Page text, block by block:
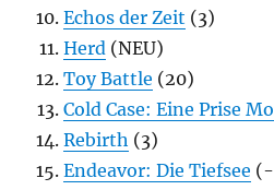
Echos der Zeit (3)
Herd (NEU)
Toy Battle (20)
Cold Case: Eine Prise
Rebirth (3)
Endeavor: Die Tiefsee